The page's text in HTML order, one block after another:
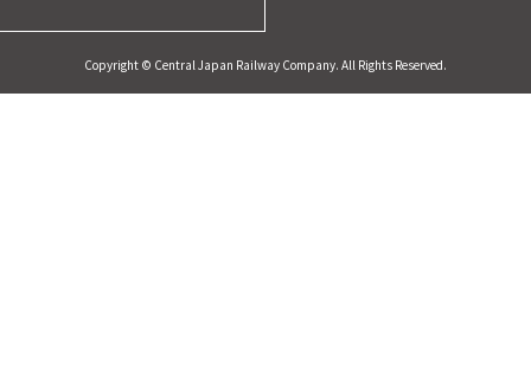
Copyright © Central Japan Railway Company. All Rights Reserved.